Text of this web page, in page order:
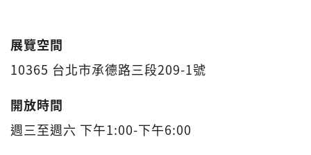
展覽空間
10365 台北市承德路三段209-1號
開放時間
週三至週六 下午1:00-下午6:00